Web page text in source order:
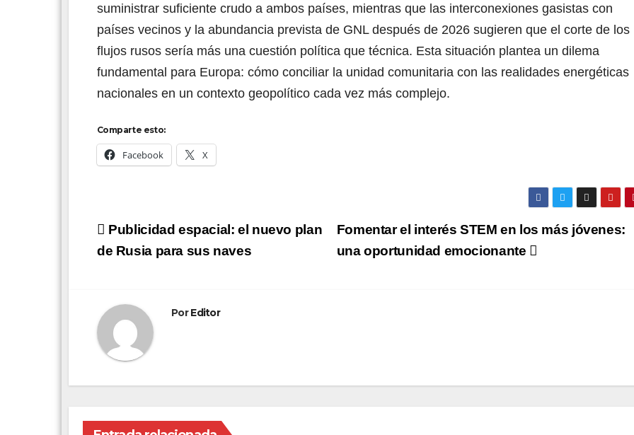
suministrar suficiente crudo a ambos países, mientras que las interconexiones gasistas con
países vecinos y la abundancia prevista de GNL después de 2026 sugieren que el corte de los
flujos rusos sería más una cuestión política que técnica. Esta situación plantea un dilema
fundamental para Europa: cómo conciliar la unidad comunitaria con las realidades energéticas
nacionales en un contexto geopolítico cada vez más complejo.
Comparte esto:
Facebook X
Navegación
de
Fomentar el interés STEM en los más jóvenes:
una oportunidad emocionante
Publicidad espacial: el nuevo plan
de Rusia para sus naves
PorEditor